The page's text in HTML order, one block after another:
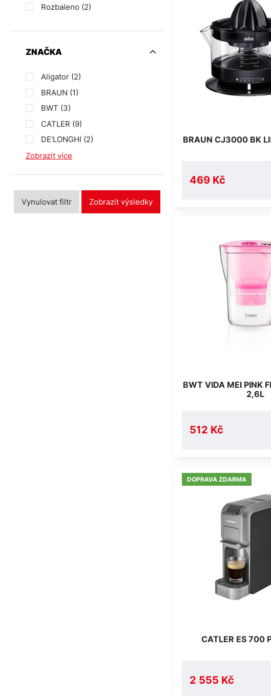
BRAUN CJ3000 BK
469 Kč
BWT VIDA MEI PINK
2,6L
512 Kč
DOPRAVA ZDARMA
CATLER ES 700
2 555 Kč
Rozbaleno (2)
ZNAČKA
Aligator (2)
BRAUN (1)
BWT (3)
CATLER (9)
DE'LONGHI (2)
Zobrazit více
Vynulovat filtr Zobrazit výsledky